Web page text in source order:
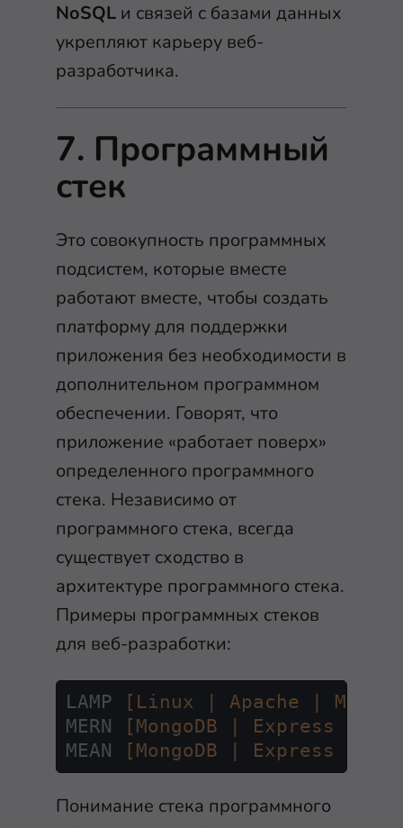
NoSQL и связей с базами данных
укрепляют карьеру веб-
разработчика.
7. Программный
стек
Это совокупность программных
подсистем, которые вместе
работают вместе, чтобы создать
платформу для поддержки
приложения без необходимости в
дополнительном программном
обеспечении. Говорят, что
приложение «работает поверх»
определенного программного
стека. Независимо от
программного стека, всегда
существует сходство в
архитектуре программного стека.
Примеры программных стеков
для веб-разработки:
LAMP
[Linux | Apache |
MERN
[MongoDB | Express |
MEAN
[MongoDB | Express |
Понимание стека программного